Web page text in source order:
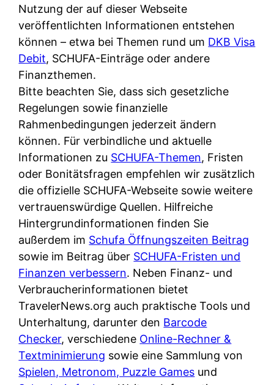
Nutzung der auf dieser Webseite
veröffentlichten Informationen entstehen
können – etwa bei Themen rund um DKB Visa
Debit, SCHUFA-Einträge oder andere
Finanzthemen.
Bitte beachten Sie, dass sich gesetzliche
Regelungen sowie finanzielle
Rahmenbedingungen jederzeit ändern
können. Für verbindliche und aktuelle
Informationen zu SCHUFA-Themen, Fristen
oder Bonitätsfragen empfehlen wir zusätzlich
die offizielle SCHUFA-Webseite sowie weitere
vertrauenswürdige Quellen. Hilfreiche
Hintergrundinformationen finden Sie
außerdem im Schufa Öffnungszeiten Beitrag
sowie im Beitrag über SCHUFA-Fristen und
Finanzen verbessern. Neben Finanz- und
Verbraucherinformationen bietet
TravelerNews.org auch praktische Tools und
Unterhaltung, darunter den Barcode
Checker, verschiedene Online-Rechner &
Textminimierung sowie eine Sammlung von
Spielen, Metronom, Puzzle Games und